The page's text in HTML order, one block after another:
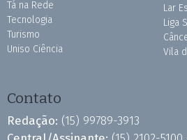
Tá na Rede
Tecnologia
Turismo
Uniso Ciência
Lar
Liga
Vila
Contato
Redação: (15) 99789-3913